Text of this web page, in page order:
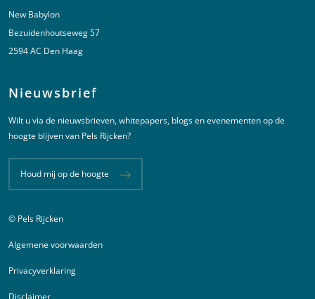
New Babylon
Bezuidenhoutseweg 57
2594 AC Den Haag
Nieuwsbrief
Wilt u via de nieuwsbrieven, whitepapers, blogs en evenementen op de
hoogte blijven van Pels Rijcken?
Houd mij op de hoogte
Juridische informatie
© Pels Rijcken
Algemene voorwaarden
Privacyverklaring
Disclaimer